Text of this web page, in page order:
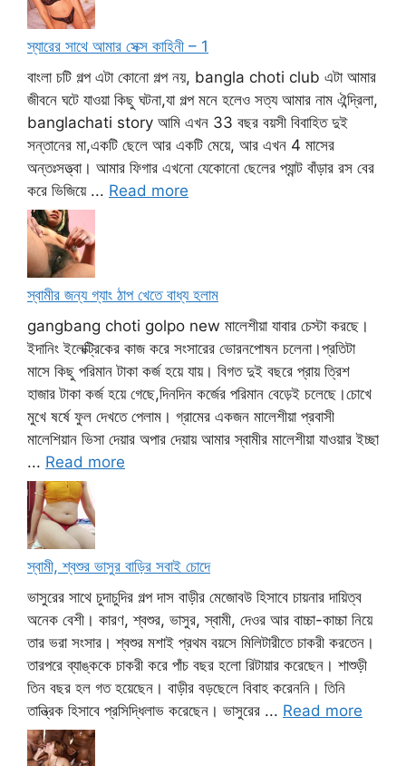
স্যারের সাথে আমার সেক্স কাহিনী – 1
বাংলা চটি গল্প এটা কোনো গল্প নয়, bangla choti club এটা আমার
জীবনে ঘটে যাওয়া কিছু ঘটনা,যা গল্প মনে হলেও সত্য আমার নাম ঐন্দ্রিলা,
banglachati story আমি এখন 33 বছর বয়সী বিবাহিত দুই
সন্তানের মা,একটি ছেলে আর একটি মেয়ে, আর এখন 4 মাসের
অন্তঃসত্ত্বা। আমার ফিগার এখনো যেকোনো ছেলের প্যান্ট বাঁড়ার রস বের
করে ভিজিয়ে ... Read more
স্বামীর জন্য গ্যাং ঠাপ খেতে বাধ্য হলাম
gangbang choti golpo new মালেশীয়া যাবার চেস্টা করছে।
ইদানিং ইলেক্ট্রিকের কাজ করে সংসারের ভোরনপোষন চলেনা।প্রতিটা
মাসে কিছু পরিমান টাকা কর্জ হয়ে যায়। বিগত দুই বছরে প্রায় ত্রিশ
হাজার টাকা কর্জ হয়ে গেছে,দিনদিন কর্জের পরিমান বেড়েই চলেছে।চোখে
মুখে ষর্ষে ফুল দেখতে পেলাম। গ্রামের একজন মালেশীয়া প্রবাসী
মালেশিয়ান ভিসা দেয়ার অপার দেয়ায় আমার স্বামীর মালেশীয়া যাওয়ার ইচ্ছা
... Read more
স্বামী, শ্বশুর ভাসুর বাড়ির সবাই চোদে
ভাসুরের সাথে চুদাচুদির গল্প দাস বাড়ীর মেজোবউ হিসাবে চায়নার দায়িত্ব
অনেক বেশী। কারণ, শ্বশুর, ভাসুর, স্বামী, দেওর আর বাচ্চা-কাচ্চা নিয়ে
তার ভরা সংসার। শ্বশুর মশাই প্রথম বয়সে মিলিটারীতে চাকরী করতেন।
তারপরে ব্যাঙ্ককে চাকরী করে পাঁচ বছর হলো রিটায়ার করেছেন। শাশুড়ী
তিন বছর হল গত হয়েছেন। বাড়ীর বড়ছেলে বিবাহ করেননি। তিনি
তান্ত্রিক হিসাবে প্রসিদ্ধিলাভ করেছেন। ভাসুরের ... Read more